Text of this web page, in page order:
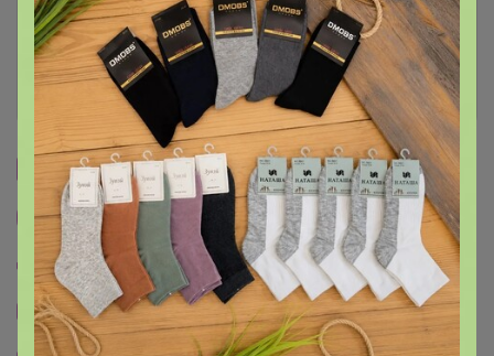
Ключевые даты
История проведённых выкупов
Cтраничка организатора
Другие СП организатора СЛАДКАЯ
Пристрой организатора СЛАДКАЯ
Тема отзывов